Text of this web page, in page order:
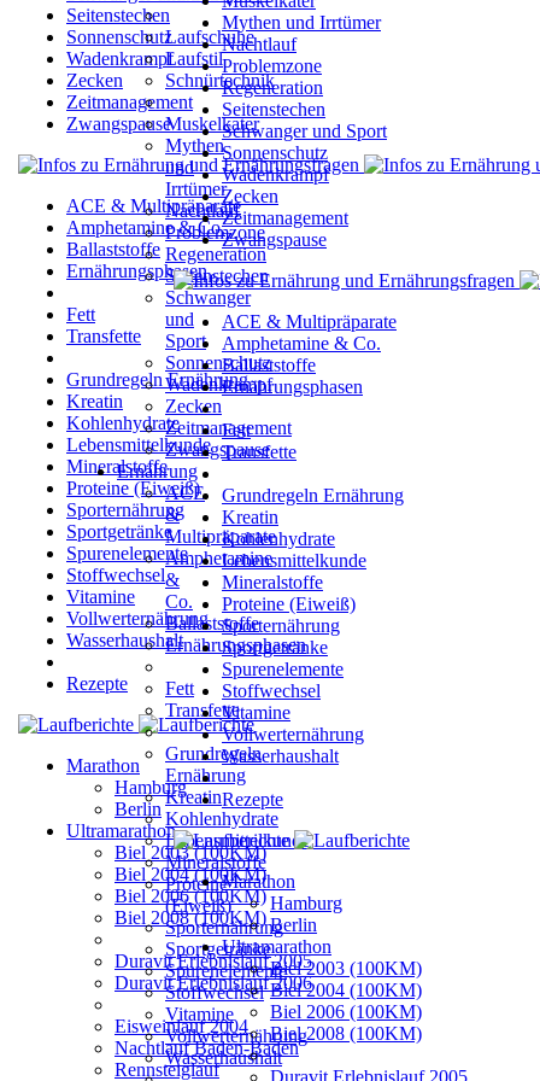
Seitenstechen
Sonnenschutz
Wadenkrampf
Zecken
Zeitmanagement
Zwangspause
ACE & Multipräparate
Amphetamine & Co.
Ballaststoffe
Ernährungsphasen
Fett
Transfette
Grundregeln Ernährung
Kreatin
Kohlenhydrate
Lebensmittelkunde
Mineralstoffe
Proteine (Eiweiß)
Sporternährung
Sportgetränke
Spurenelemente
Stoffwechsel
Vitamine
Vollwerternährung
Wasserhaushalt
Rezepte
Marathon
Hamburg
Berlin
Ultramarathon
Biel 2003 (100KM)
Biel 2004 (100KM)
Biel 2006 (100KM)
Biel 2008 (100KM)
Duravit Erlebnislauf 2005
Duravit Erlebnislauf 2006
Eisweinlauf 2004
Nachtlauf Baden-Baden
Rennsteiglauf
Laufschuhe
Laufstil
Schnürtechnik
Muskelkater
Mythen
und
Irrtümer
Nachtlauf
Problemzone
Regeneration
Seitenstechen
Schwanger
und
Sport
Sonnenschutz
Wadenkrampf
Zecken
Zeitmanagement
Zwangspause
Ernährung
ACE
&
Multipräparate
Amphetamine
&
Co.
Ballaststoffe
Ernährungsphasen
Fett
Transfette
Grundregeln
Ernährung
Kreatin
Kohlenhydrate
Lebensmittelkunde
Mineralstoffe
Proteine
(Eiweiß)
Sporternährung
Sportgetränke
Spurenelemente
Stoffwechsel
Vitamine
Vollwerternährung
Wasserhaushalt
Mythen und Irrtümer
Nachtlauf
Problemzone
Regeneration
Seitenstechen
Schwanger und Sport
Sonnenschutz
Wadenkrampf
Zecken
Zeitmanagement
Zwangspause
ACE & Multipräparate
Amphetamine & Co.
Ballaststoffe
Ernährungsphasen
Fett
Transfette
Grundregeln Ernährung
Kreatin
Kohlenhydrate
Lebensmittelkunde
Mineralstoffe
Proteine (Eiweiß)
Sporternährung
Sportgetränke
Spurenelemente
Stoffwechsel
Vitamine
Vollwerternährung
Wasserhaushalt
Rezepte
Marathon
Hamburg
Berlin
Ultramarathon
Biel 2003 (100KM)
Biel 2004 (100KM)
Biel 2006 (100KM)
Biel 2008 (100KM)
Duravit Erlebnislauf 2005